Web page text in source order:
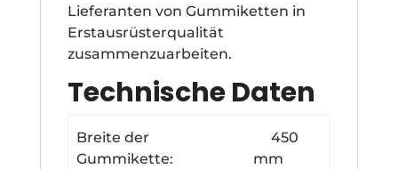
Lieferanten von Gummiketten in
Erstausrüsterqualität
zusammenzuarbeiten.
Technische Daten
Breite der
Gummikette:
450
mm